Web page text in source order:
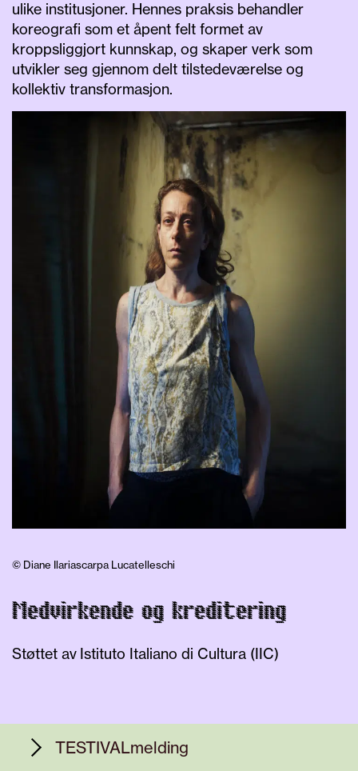
ulike institusjoner. Hennes praksis behandler
koreografi som et åpent felt formet av
kroppsliggjort kunnskap, og skaper verk som
utvikler seg gjennom delt tilstedeværelse og
kollektiv transformasjon.
© Diane Ilariascarpa Lucatelleschi
Medvirkende og kreditering
Støttet av Istituto Italiano di Cultura (IIC)
TESTIVALmelding